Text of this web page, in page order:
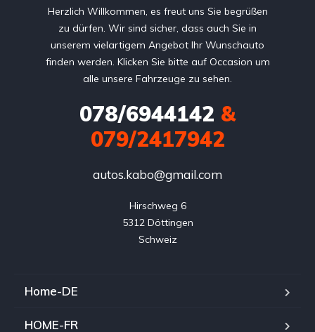
Herzlich Willkommen, es freut uns Sie begrüßen
zu dürfen. Wir sind sicher, dass auch Sie in
unserem vielartigem Angebot Ihr Wunschauto
finden werden. Klicken Sie bitte auf Occasion um
alle unsere Fahrzeuge zu sehen.
078/6944142 &
079/2417942
autos.kabo@gmail.com
Hirschweg 6
5312 Döttingen
Schweiz
Home-DE
HOME-FR